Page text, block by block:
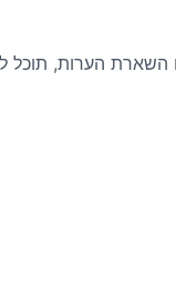
הערות, תוכל